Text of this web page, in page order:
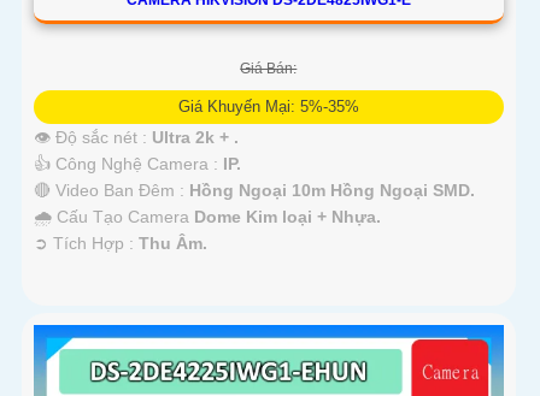
Giá Bán:
Giá Khuyến Mại: 5%-35%
👁 Độ sắc nét : Ultra 2k + .
👍 Công Nghệ Camera : IP.
🔴 Video Ban Đêm : Hồng Ngoại 10m Hồng Ngoại SMD.
🌧️ Cấu Tạo Camera Dome Kim loại + Nhựa.
️➲ Tích Hợp : Thu Âm.